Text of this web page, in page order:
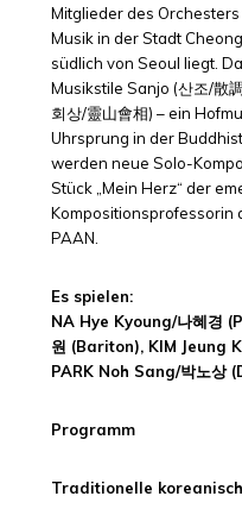
Mitglieder des
Musik in der Stadt
südlich von Seoul liegt.
Musikstile Sanjo (산조/散
회상/靈山會相) – ein
Uhrsprung in der
werden neue Solo-
Stück „Mein Herz“ der
Kompositionsprofessorin
PAAN.
Es spielen:
NA Hye Kyoung/나혜경
원 (Bariton), KIM Jeung
PARK Noh Sang/박노상
Programm
Traditionelle